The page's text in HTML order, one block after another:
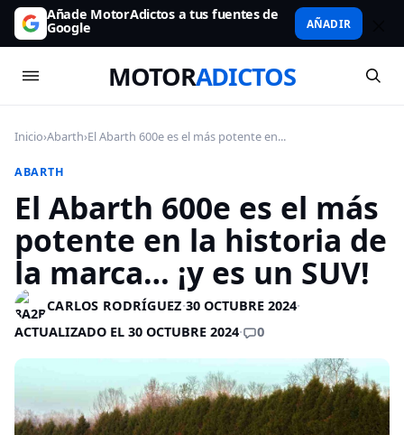
Añade MotorAdictos a tus fuentes de
Google AÑADIR
MOTORADICTOS
Inicio›Abarth›El Abarth 600e es el más potente en...
ABARTH
El Abarth 600e es el más
potente en la historia de
la marca… ¡y es un SUV!
CARLOS RODRÍGUEZ·30 OCTUBRE 2024·
ACTUALIZADO EL 30 OCTUBRE 2024· 0